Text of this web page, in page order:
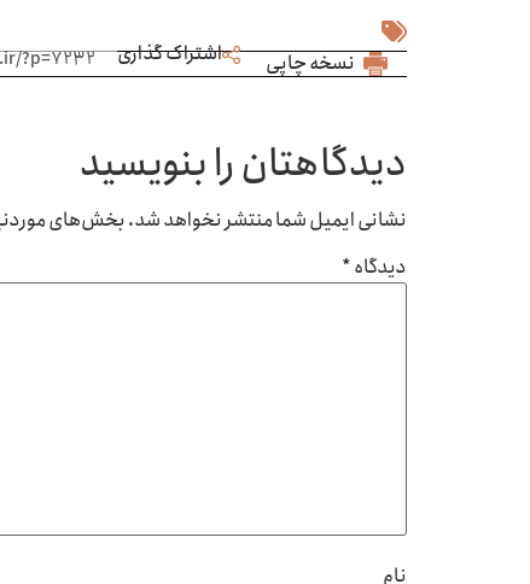
نسخه چاپی اشتراک گذاری
دیدگاهتان را بنویسید
نشانی ایمیل شما منتشر نخواهد شد.بخش‌های
دیدگاه*
نام